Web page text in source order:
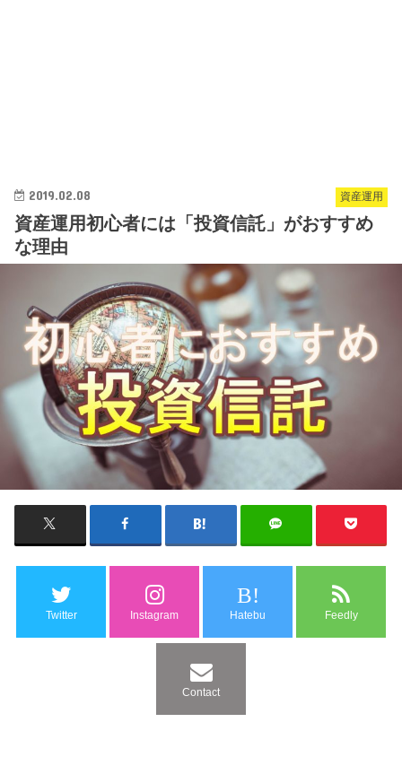
資産運用
2019.02.08
資産運用初心者には「投資信託」がおすすめ
な理由
Twitter Instagram
B!
Hatebu Feedly
Contact